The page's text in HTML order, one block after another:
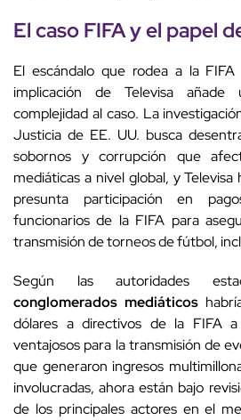
El caso FIFA y el papel
El escándalo que rodea a la
implicación de Televisa
complejidad al caso. La
Justicia de EE. UU. busca
sobornos y corrupción que
mediáticas a nivel global, y Televisa
presunta participación en
funcionarios de la FIFA para
transmisión de torneos de fútbol,
Según las autoridades
conglomerados mediáticos
dólares a directivos de la FIFA
ventajosos para la transmisión de
que generaron ingresos
involucradas, ahora están bajo
de los principales actores en el